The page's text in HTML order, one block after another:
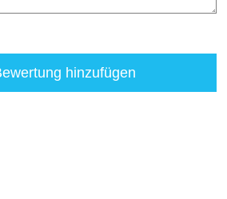
hinzufügen